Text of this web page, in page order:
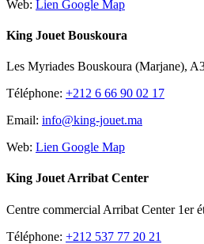
Web: Lien Google Map
King Jouet Bouskoura
Les Myriades Bouskoura (Marjane),
Téléphone: +212 6 66 90 02 17
Email: info@king-jouet.ma
Web: Lien Google Map
King Jouet Arribat Center
Centre commercial Arribat Center 1er
Téléphone: +212 537 77 20 21